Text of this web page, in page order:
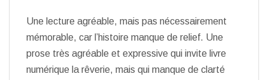
Une lecture agréable, mais pas nécessairement
mémorable, car l’histoire manque de relief. Une
prose très agréable et expressive qui invite livre
numérique la rêverie, mais qui manque de clarté